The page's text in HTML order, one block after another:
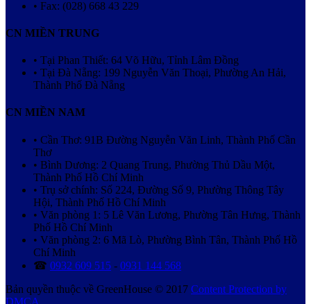
• Fax: (028) 668 43 229
CN MIỀN TRUNG
• Tại Phan Thiết: 64 Võ Hữu, Tỉnh Lâm Đồng
• Tại Đà Nẵng: 199 Nguyễn Văn Thoại, Phường An Hải,
Thành Phố Đà Nẵng
CN MIỀN NAM
• Cần Thơ: 91B Đường Nguyễn Văn Linh, Thành Phố Cần
Thơ
• Bình Dương: 2 Quang Trung, Phường Thủ Dầu Một,
Thành Phố Hồ Chí Minh
• Trụ sở chính: Số 224, Đường Số 9, Phường Thông Tây
Hội, Thành Phố Hồ Chí Minh
• Văn phòng 1: 5 Lê Văn Lương, Phường Tân Hưng, Thành
Phố Hồ Chí Minh
• Văn phòng 2: 6 Mã Lò, Phường Bình Tân, Thành Phố Hồ
Chí Minh
☎ 0932 609 515 - 0931 144 568
Bản quyền thuộc về GreenHouse © 2017 Content Protection by
DMCA